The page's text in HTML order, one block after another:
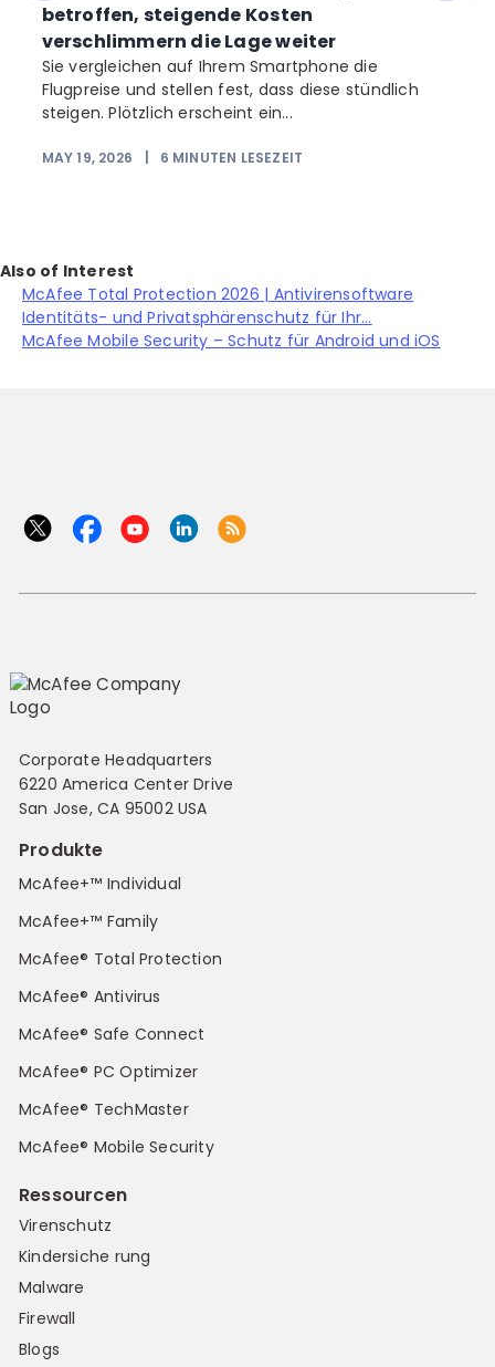
betroffen, steigende Kosten
verschlimmern die Lage weiter
Sie vergleichen auf Ihrem Smartphone die
Flugpreise und stellen fest, dass diese stündlich
steigen. Plötzlich erscheint ein...
MAY 19, 2026 6 MINUTEN LESEZEIT
Also of Interest
McAfee Total Protection 2026 | Antivirensoftware
Identitäts- und Privatsphärenschutz für Ihr...
McAfee Mobile Security – Schutz für Android und iOS
Corporate Headquarters
6220 America Center Drive
San Jose, CA 95002 USA
Produkte
McAfee+™ Individual
McAfee+™ Family
McAfee® Total Protection
McAfee® Antivirus
McAfee® Safe Connect
McAfee® PC Optimizer
McAfee® TechMaster
McAfee® Mobile Security
Ressourcen
Virenschutz
Kindersiche rung
Malware
Firewall
Blogs